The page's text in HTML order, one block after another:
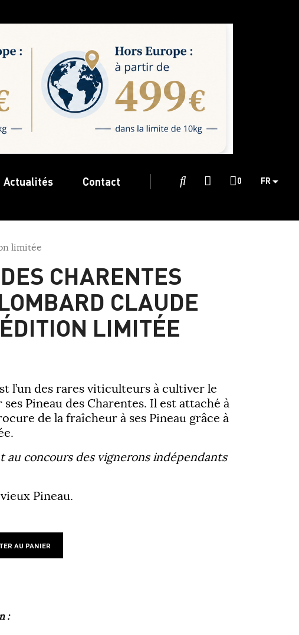
Actualités Contact 0 FR
limitée
CHARENTES
CLAUDE
LIMITÉE
l’un des rares viticulteurs à cultiver le
Pineau des Charentes. Il est attaché à
de la fraîcheur à ses Pineau grâce à
au concours des vignerons indépendants
Pineau.
AU PANIER
: